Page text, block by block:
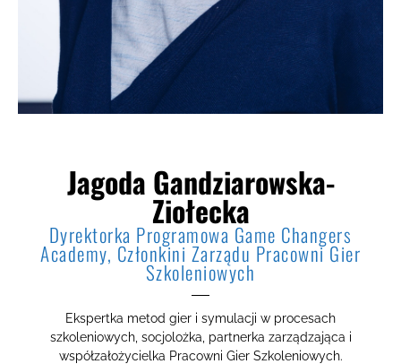
Jagoda Gandziarowska-
Ziołecka
Dyrektorka Programowa Game Changers
Academy, Członkini Zarządu Pracowni Gier
Szkoleniowych
Ekspertka metod gier i symulacji w procesach
szkoleniowych, socjolożka, partnerka zarządzająca i
współzałożycielka Pracowni Gier Szkoleniowych.